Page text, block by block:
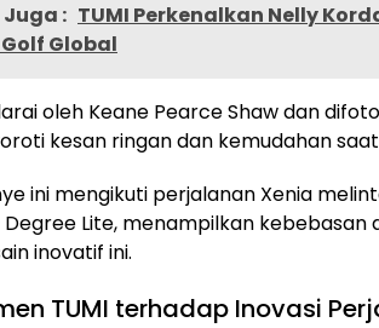
: TUMI Perkenalkan Nelly
Global
oleh Keane Pearce Shaw dan
kesan ringan dan kemudahan
ini mengikuti perjalanan Xenia
Degree Lite, menampilkan
inovatif ini.
TUMI terhadap Inovasi